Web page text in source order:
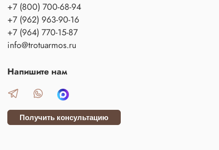
+7 (800) 700-68-94
+7 (962) 963-90-16
+7 (964) 770-15-87
info@trotuarmos.ru
Напишите нам
Получить консультацию